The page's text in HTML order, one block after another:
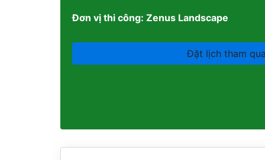
Đơn vị thi công: Zenus Landscape
Đặt lịch tham